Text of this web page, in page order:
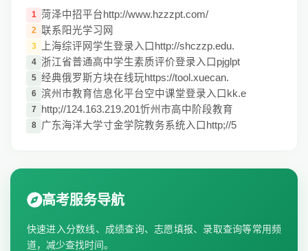
1 菏泽中招平台http://www.hzzzpt.com/
2 联系阳光学习网
3 上海综评网学生登录入口http://shczzp.edu.
4 浙江省普通高中学生素质评价登录入口pjglpt
5 经典俄罗斯方块在线玩https://tool.xuecan.
6 滨州市教育信息化平台空中课堂登录入口kk.e
7 http;//124.163.219.201忻州市高中阶段教育
8 广东海洋大学寸金学院教务系统入口http;//5
高考服务导航
快速进入分数线、成绩查询、志愿填报、录取查询等常用频
道，减少查找时间。